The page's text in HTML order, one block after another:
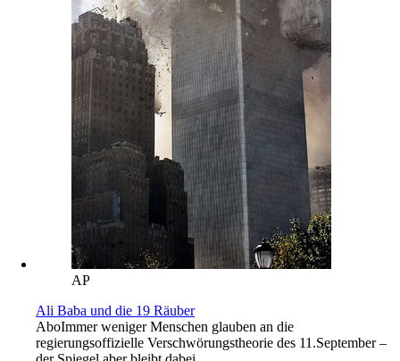
AP
Ali Baba und die 19 Räuber
AboImmer weniger Menschen glauben an die
regierungsoffizielle Verschwörungstheorie des 11.September –